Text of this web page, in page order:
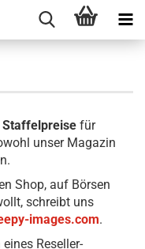
für
unser Magazin
Shop, auf Börsen
schreibt uns
images.com.
Reseller-